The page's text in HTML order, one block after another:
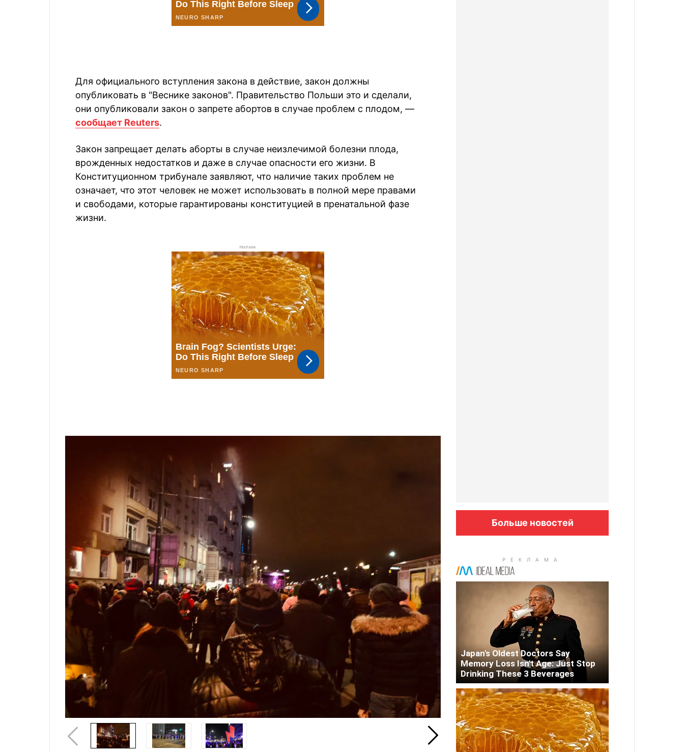
Для официального вступления закона в действие, закон должны
опубликовать в "Веснике законов". Правительство Польши это и сделали,
они опубликовали закон о запрете абортов в случае проблем с плодом, —
сообщает Reuters.
Закон запрещает делать аборты в случае неизлечимой болезни плода,
врожденных недостатков и даже в случае опасности его жизни. В
Конституционном трибунале заявляют, что наличие таких проблем не
означает, что этот человек не может использовать в полной мере правами
и свободами, которые гарантированы конституцией в пренатальной фазе
жизни.
РЕКЛАМА
Больше новостей